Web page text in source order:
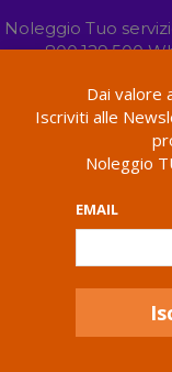
HOME
by Amanda
Lavora Con Noi
Home
Noleggio Tuo
800.129.500
Dai valore
Iscriviti alle
Noleggio
EMAIL